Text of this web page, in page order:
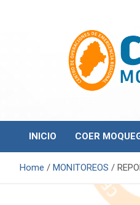
COER
INICIO COER
Home MONITOREOS